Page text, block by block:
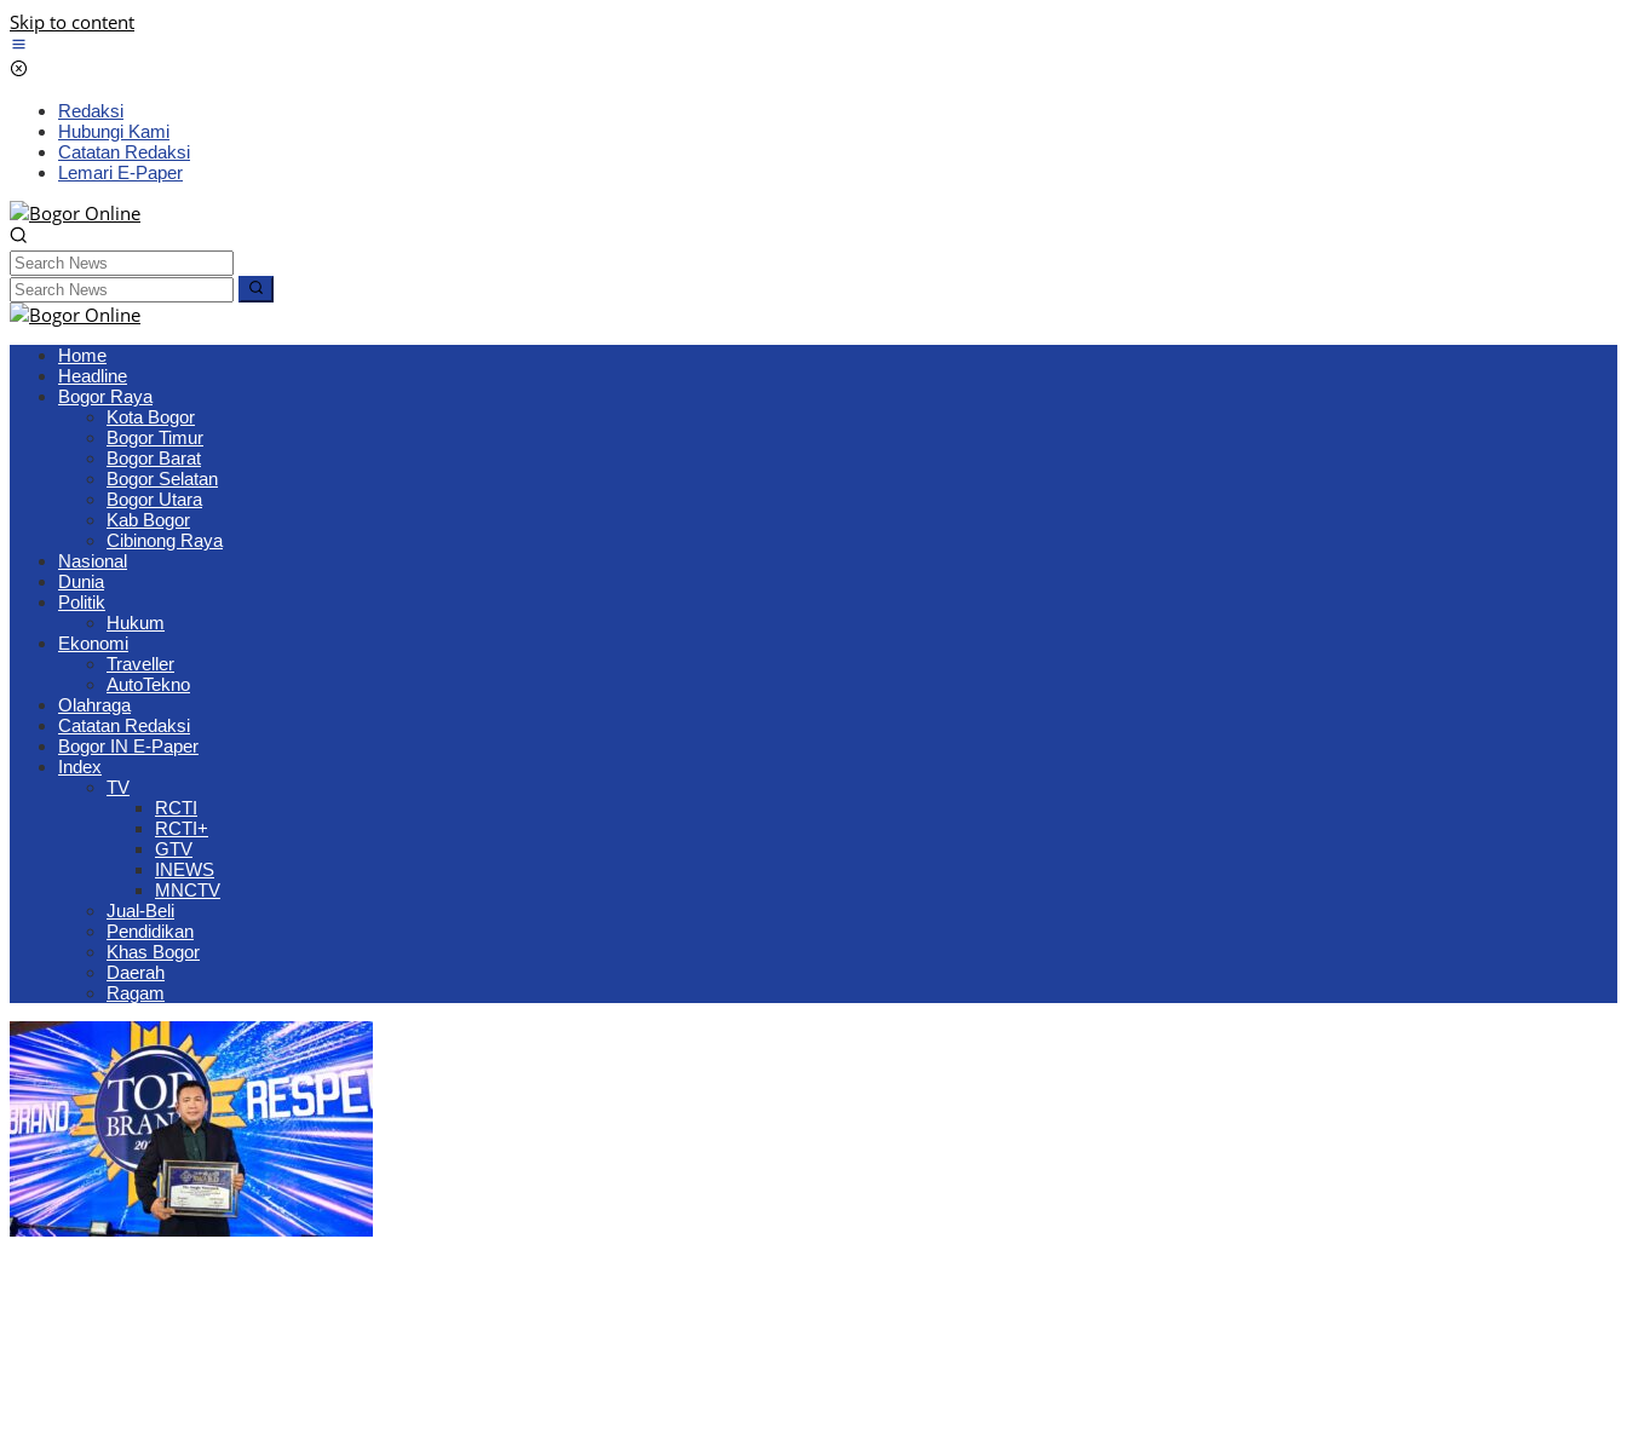
Skip to content
Redaksi
Hubungi Kami
Catatan Redaksi
Lemari E-Paper
Home
Headline
Bogor Raya
Kota Bogor
Bogor Timur
Bogor Barat
Bogor Selatan
Bogor Utara
Kab Bogor
Cibinong Raya
Nasional
Dunia
Politik
Hukum
Ekonomi
Traveller
AutoTekno
Olahraga
Catatan Redaksi
Bogor IN E-Paper
Index
TV
RCTI
RCTI+
GTV
INEWS
MNCTV
Jual-Beli
Pendidikan
Khas Bogor
Daerah
Ragam